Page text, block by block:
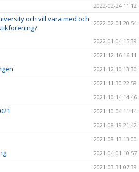
2022-02-24 11:12
och vill vara med och
2022-02-01 20:54
2022-01-04 15:39
2021-12-16 16:11
2021-12-10 13:30
2021-11-30 22:59
2021-10-14 14:46
2021-10-04 11:14
2021-08-19 21:42
2021-08-13 13:00
2021-04-01 10:57
2021-03-31 07:39